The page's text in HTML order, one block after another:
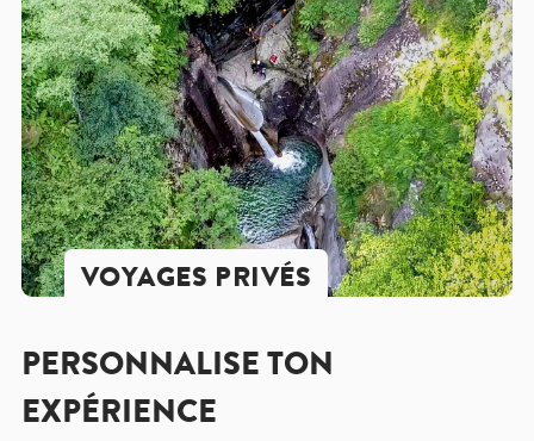
VOYAGES PRIVÉS
PERSONNALISE TON
EXPÉRIENCE